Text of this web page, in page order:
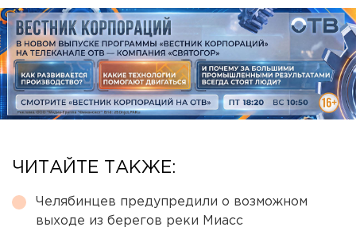
ЧИТАЙТЕ ТАКЖЕ:
Челябинцев предупредили о возможном
выходе из берегов реки Миасс